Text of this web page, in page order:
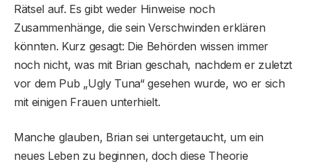
Rätsel auf. Es gibt weder Hinweise noch
Zusammenhänge, die sein Verschwinden erklären
könnten. Kurz gesagt: Die Behörden wissen immer
noch nicht, was mit Brian geschah, nachdem er zuletzt
vor dem Pub „Ugly Tuna“ gesehen wurde, wo er sich
mit einigen Frauen unterhielt.
Manche glauben, Brian sei untergetaucht, um ein
neues Leben zu beginnen, doch diese Theorie